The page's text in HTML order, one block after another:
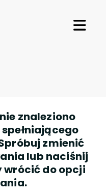
znaleziono
zmienić
lub naciśnij
wrócić do opcji